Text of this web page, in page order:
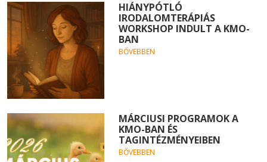
HIÁNYPÓTLÓ
IRODALOMTERÁPIÁS
WORKSHOP INDULT A KMO-
BAN
BŐVEBBEN
MÁRCIUSI PROGRAMOK A
KMO-BAN ÉS
TAGINTÉZMÉNYEIBEN
BŐVEBBEN